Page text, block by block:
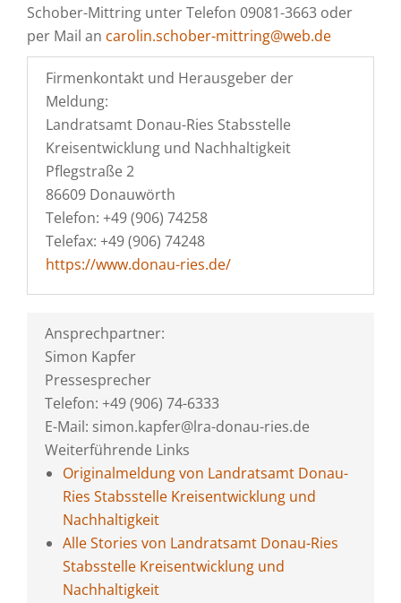
Schober-Mittring unter Telefon 09081-3663 oder
per Mail an carolin.schober-mittring@web.de
Firmenkontakt und Herausgeber der
Meldung:
Landratsamt Donau-Ries Stabsstelle
Kreisentwicklung und Nachhaltigkeit
Pflegstraße 2
86609 Donauwörth
Telefon: +49 (906) 74258
Telefax: +49 (906) 74248
https://www.donau-ries.de/
Ansprechpartner:
Simon Kapfer
Pressesprecher
Telefon: +49 (906) 74-6333
E-Mail: simon.kapfer@lra-donau-ries.de
Weiterführende Links
Originalmeldung von Landratsamt Donau-
Ries Stabsstelle Kreisentwicklung und
Nachhaltigkeit
Alle Stories von Landratsamt Donau-Ries
Stabsstelle Kreisentwicklung und
Nachhaltigkeit